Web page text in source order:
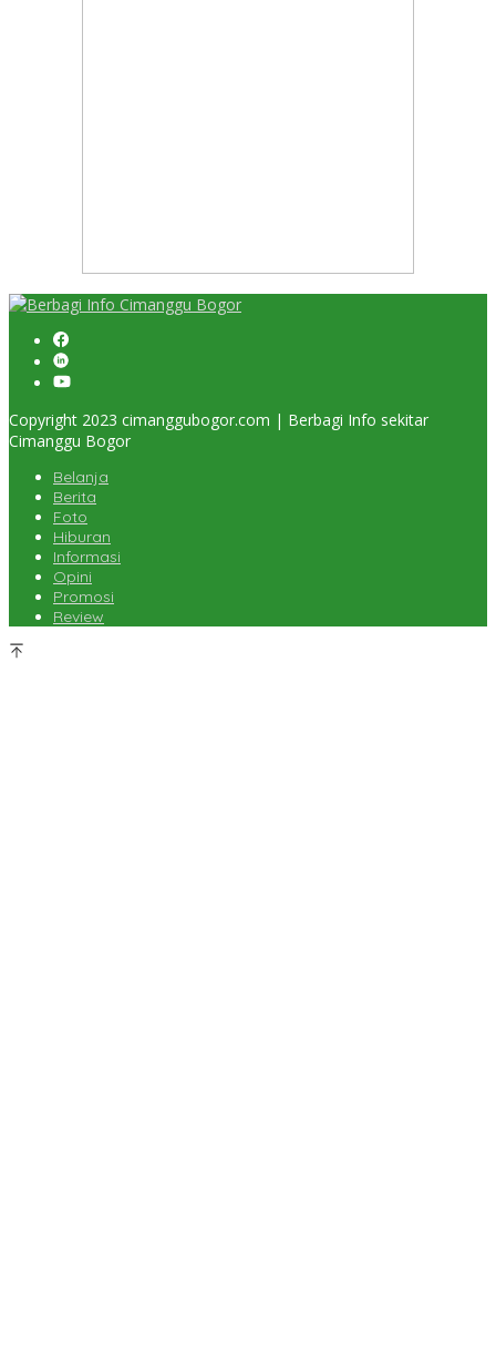
Copyright 2023 cimanggubogor.com | Berbagi Info sekitar
Cimanggu Bogor
Belanja
Berita
Foto
Hiburan
Informasi
Opini
Promosi
Review